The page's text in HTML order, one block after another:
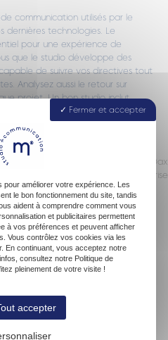
communication utilisés par le
dernières technologies. Le
pour une expérience de
que le studio développe des
de suivre vos directives tout
Analysez aussi le retour sur
projet. Un bon studio inclut
de travail. Cette approche
bénéfique et durable entre
Comment créer un logo à Dax
percutant pour votre entreprise
Fermer et accepter
pour améliorer votre expérience. Les
le bon fonctionnement du site, tandis
aident à comprendre comment vous
et publicitaires permettent
à vos préférences et peuvent afficher
Vous contrôlez vos cookies via les
En continuant, vous acceptez notre
consultez notre Politique de
pleinement de votre visite !
accepter